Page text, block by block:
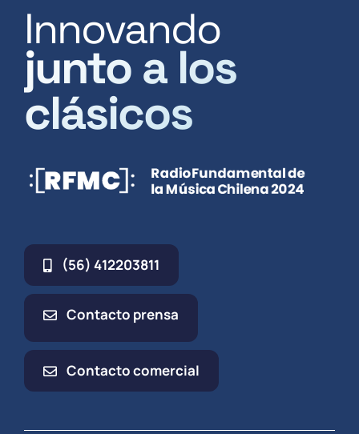
Innovando
junto a los
clásicos
(56) 412203811
Contacto prensa
Contacto comercial